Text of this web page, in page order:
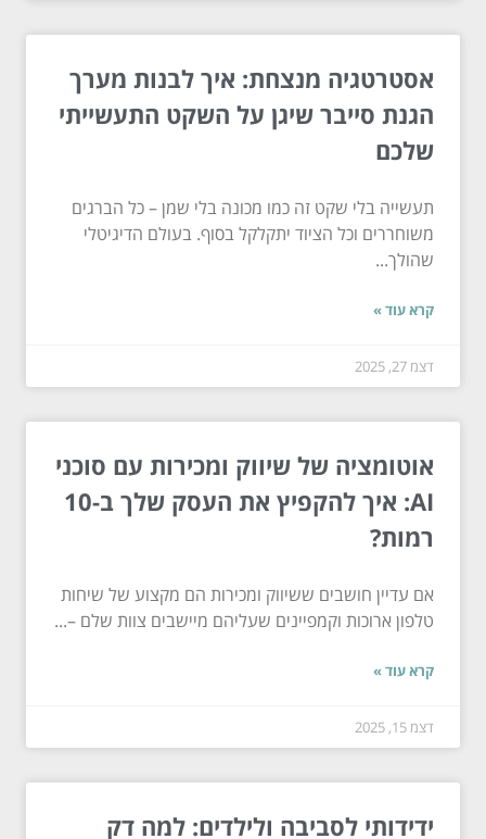
אסטרטגיה מנצחת: איך לבנות מערך
הגנת סייבר שיגן על השקט התעשייתי
שלכם
תעשייה בלי שקט זה כמו מכונה בלי שמן – כל הברגים
משוחררים וכל הציוד יתקלקל בסוף. בעולם הדיגיטלי
שהולך...
קרא עוד »
דצמ 27, 2025
אוטומציה של שיווק ומכירות עם סוכני
AI: איך להקפיץ את העסק שלך ב-10
רמות?
אם עדיין חושבים ששיווק ומכירות הם מקצוע של שיחות
טלפון ארוכות וקמפיינים שעליהם מיישבים צוות שלם –...
קרא עוד »
דצמ 15, 2025
ידידותי לסביבה ולילדים: למה דק